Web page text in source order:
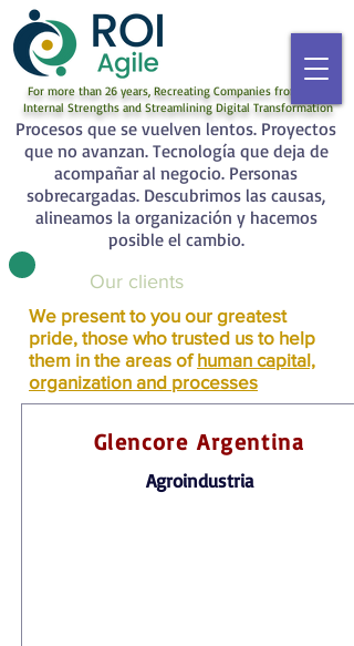
For more than 26 years, Recreating Companies from their
Internal Strengths and Streamlining Digital Transformation
Procesos que se vuelven lentos. Proyectos
que no avanzan. Tecnología que deja de
acompañar al negocio. Personas
sobrecargadas. Descubrimos las causas,
alineamos la organización y hacemos
posible el cambio.
Our clients
We present to you our greatest
pride, those who trusted us to help
them in the areas ofhuman capital,
organization and processes
Glencore Argentina
Agroindustria